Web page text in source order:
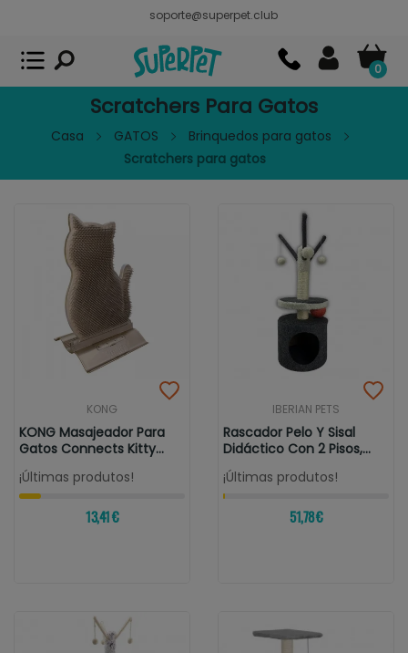
soporte@superpet.club
0
Scratchers Para Gatos
Casa GATOS
Brinquedos para gatos
Scratchers para gatos
KONG
KONG Masajeador Para
Gatos Connects Kitty
Comber Catnip
¡Últimas produtos!
13,41 €
IBERIAN PETS
Rascador Pelo Y Sisal
Didáctico Con 2 Pisos,...
¡Últimas produtos!
51,78 €
Superpet, comida para mascotas
APP GRATIS - En Google Play